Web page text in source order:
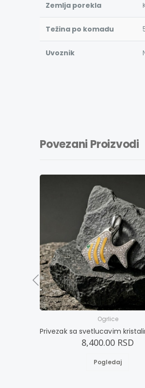
Zemlja porekla
Težina po komadu
Uvoznik
Povezani Proizvodi
Ogrlice
8,400.00 RSD
Pogledaj